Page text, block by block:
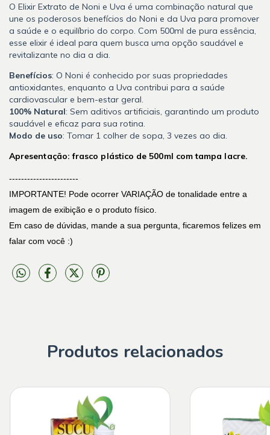
O Elixir Extrato de Noni e Uva é uma combinação natural que
une os poderosos benefícios do Noni e da Uva para promover
a saúde e o equilíbrio do corpo. Com 500ml de pura essência,
esse elixir é ideal para quem busca uma opção saudável e
revitalizante no dia a dia.
Benefícios: O Noni é conhecido por suas propriedades
antioxidantes, enquanto a Uva contribui para a saúde
cardiovascular e bem-estar geral.
100% Natural: Sem aditivos artificiais, garantindo um produto
saudável e eficaz para sua rotina.
Modo de uso: Tomar 1 colher de sopa, 3 vezes ao dia.
Apresentação: frasco plástico de 500ml com tampa lacre.
-----------------------
IMPORTANTE! Pode ocorrer VARIAÇÃO de tonalidade entre a
imagem de exibição e o produto físico.
Em caso de dúvidas, mande a sua pergunta, ficaremos felizes em
falar com você :)
Produtos relacionados